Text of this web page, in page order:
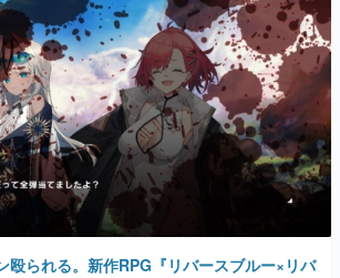
殴られる。新作RPG『リバースブルー×リバ